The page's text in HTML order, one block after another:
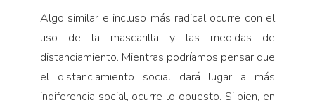
Algo similar e incluso más radical ocurre con el
uso de la mascarilla y las medidas de
distanciamiento. Mientras podríamos pensar que
el distanciamiento social dará lugar a más
indiferencia social, ocurre lo opuesto. Si bien, en